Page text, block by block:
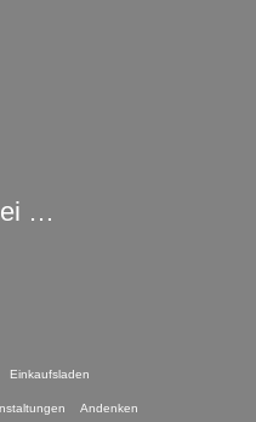
…
Einkaufsladen
Andenken